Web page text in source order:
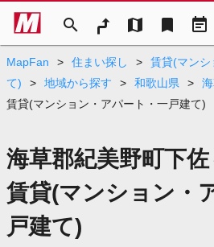
search map bookmark event_note
MapFan > 住まい探し >
賃貸(マンシ
て)
> 地域から探す > 和歌山県 >
賃貸(マンション・アパート・一戸建て)
海草郡紀美野町下
賃貸(マンション・
戸建て)